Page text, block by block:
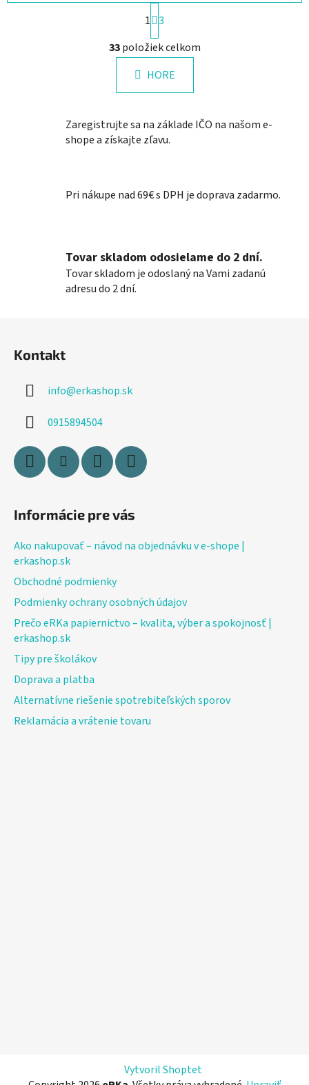
O
v
l
á
d
c
i
r
v
v
ý
p
S
t
r
á
n
k
n
i
1 3
33položiek celkom
HORE
Zaregistrujte sa na základe IČO na našom e-
shope a získajte zľavu.
Pri nákupe nad 69€ s DPH je doprava zadarmo.
Tovar skladom odosielame do 2 dní.
Tovar skladom je odoslaný na Vami zadanú
adresu do 2 dní.
Kontakt
info@erkashop.sk
0915894504
Informácie pre vás
Ako nakupovať – návod na objednávku v e-shope |
erkashop.sk
Obchodné podmienky
Podmienky ochrany osobných údajov
Prečo eRKa papiernictvo – kvalita, výber a spokojnosť |
erkashop.sk
Tipy pre školákov
Doprava a platba
Alternatívne riešenie spotrebiteľských sporov
Reklamácia a vrátenie tovaru
Vytvoril Shoptet